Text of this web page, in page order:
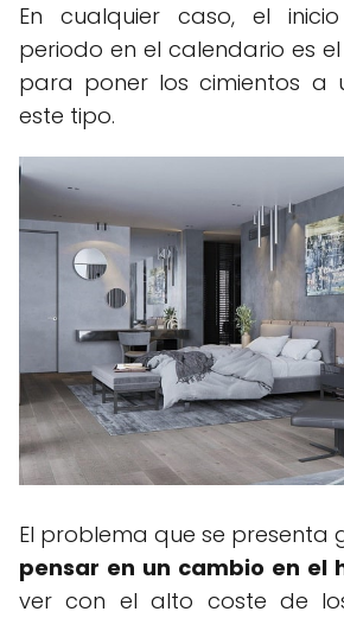
En cualquier caso, el
periodo en el calendario es
para poner los cimientos a
este tipo.
El problema que se presenta
pensar en un cambio en el
ver con el alto coste de